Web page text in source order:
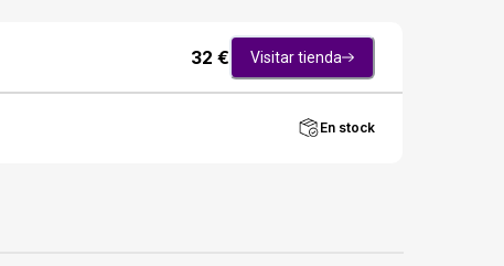
32 € Visitar tienda
En stock